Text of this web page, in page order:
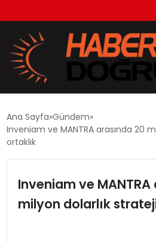
EKONOMİ
DÜNYA
Ana Sayfa Gündem
Inveniam ve MANTRA arasında 20
ortaklık
Inveniam ve MANTRA
milyon dolarlık